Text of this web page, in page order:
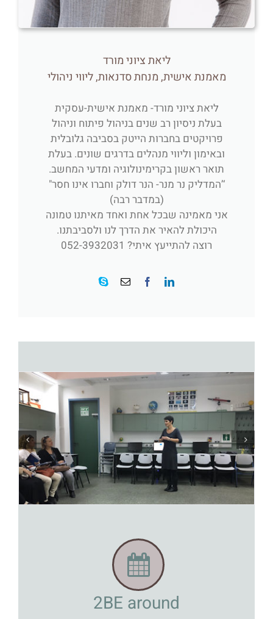
ליאת ציוני מורד
מאמנת אישית, מנחת סדנאות, ליווי ניהולי
ליאת ציוני מורד- מאמנת אישית-עסקית
בעלת ניסיון רב שנים בניהול פיתוח וניהול
פרויקטים בחברות הייטק בסביבה גלובלית
ובאימון וליווי מנהלים בדרגים שונים. בעלת
תואר ראשון בקרימינולוגיה ומדעי המחשב.
‘’המדליק נר מנר- הנר דולק וחברו אינו חסר"
(במדבר רבה)
אני מאמינה שבכל אחת ואחד מאיתנו טמונה
היכולת להאיר את הדרך לנו ולסביבתנו.
רוצה להתייעץ איתי? 052-3932031
2BE around